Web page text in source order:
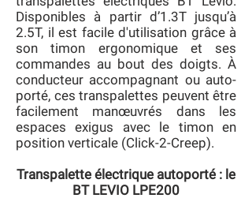
Disponibles à partir d’1.3T jusqu’à
2.5T, il est facile d'utilisation grâce à
son timon ergonomique et ses
commandes au bout des doigts. À
conducteur accompagnant ou auto-
porté, ces transpalettes peuvent être
facilement manœuvrés dans les
espaces exigus avec le timon en
position verticale (Click-2-Creep).
Transpalette électrique autoporté : le
BT LEVIO LPE200